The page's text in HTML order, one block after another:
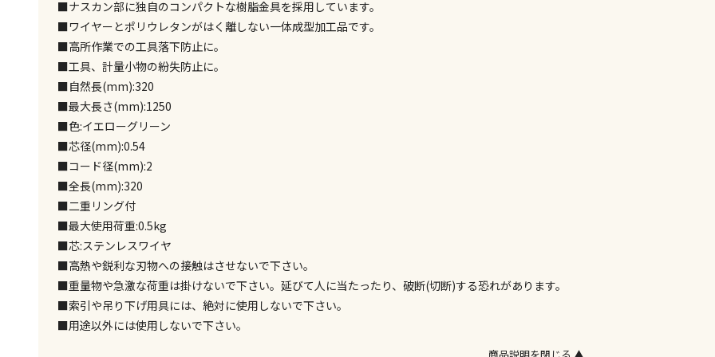
■ナスカン部に独自のコンパクトな樹脂金具を採用しています。
■ワイヤーとポリウレタンがはく離しない一体成型加工品です。
■高所作業での工具落下防止に。
■工具、計量小物の紛失防止に。
■自然長(mm):320
■最大長さ(mm):1250
■色:イエローグリーン
■芯径(mm):0.54
■コード径(mm):2
■全長(mm):320
■二重リング付
■最大使用荷重:0.5kg
■芯:ステンレスワイヤ
■高熱や鋭利な刃物への接触はさせないで下さい。
■重量物や急激な荷重は掛けないで下さい。延びて人に当たったり、破断(切断)する恐れがあります。
■索引や吊り下げ用具には、絶対に使用しないで下さい。
■用途以外には使用しないで下さい。